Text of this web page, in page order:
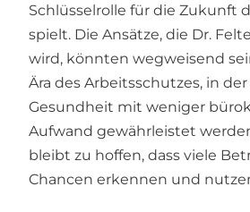
Schlüsselrolle für die Zukunft
spielt. Die Ansätze, die Dr.
wird, könnten wegweisend
Ära des Arbeitsschutzes, in
Gesundheit mit weniger
Aufwand gewährleistet
bleibt zu hoffen, dass viele
Chancen erkennen und